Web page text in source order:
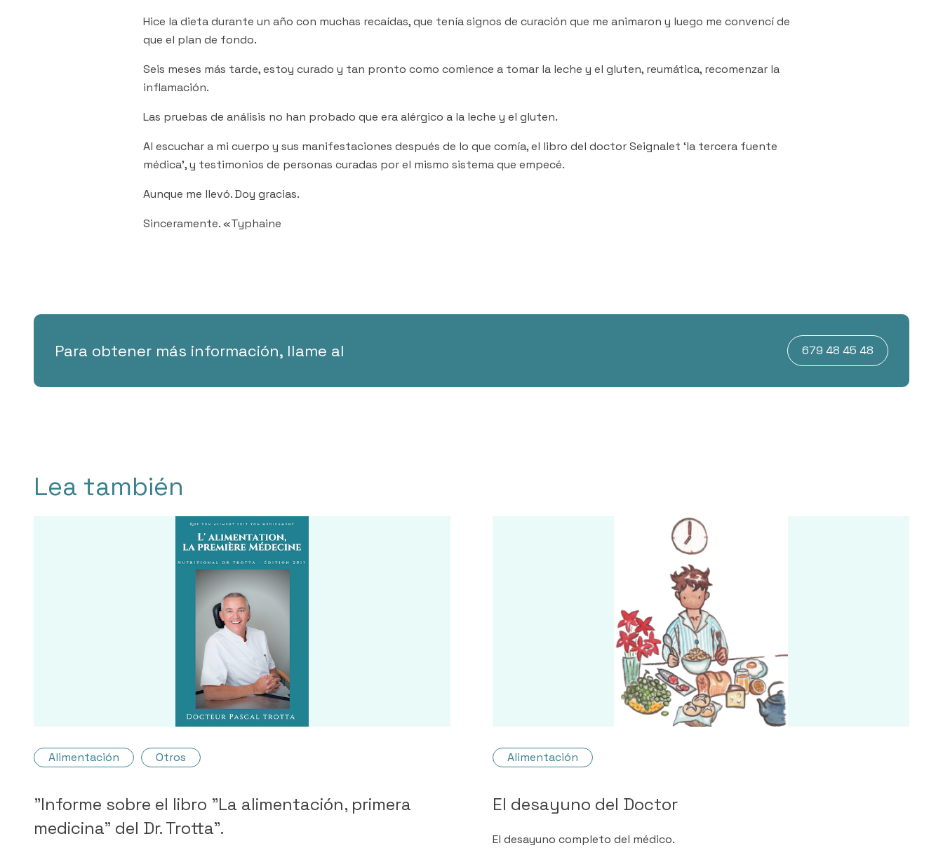
Hice la dieta durante un año con muchas recaídas, que tenía signos de curación que me animaron y luego me convencí de
que el plan de fondo.
Seis meses más tarde, estoy curado y tan pronto como comience a tomar la leche y el gluten, reumática, recomenzar la
inflamación.
Las pruebas de análisis no han probado que era alérgico a la leche y el gluten.
Al escuchar a mi cuerpo y sus manifestaciones después de lo que comía, el libro del doctor Seignalet ‘la tercera fuente
médica’, y testimonios de personas curadas por el mismo sistema que empecé.
Aunque me llevó. Doy gracias.
Sinceramente. «Typhaine
Para obtener más información, llame al 679 48 45 48
Lea también
Alimentación Otros
"Informe sobre el libro "La alimentación, primera
medicina" del Dr. Trotta".
Alimentación
El desayuno del Doctor
El desayuno completo del médico.